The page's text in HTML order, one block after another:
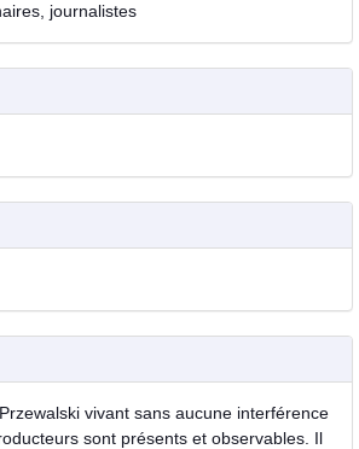
journalistes
vivant sans aucune interférence
sont présents et observables. Il